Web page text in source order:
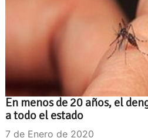
En menos de 20 años, el
a todo el estado
7 de Enero de 2020